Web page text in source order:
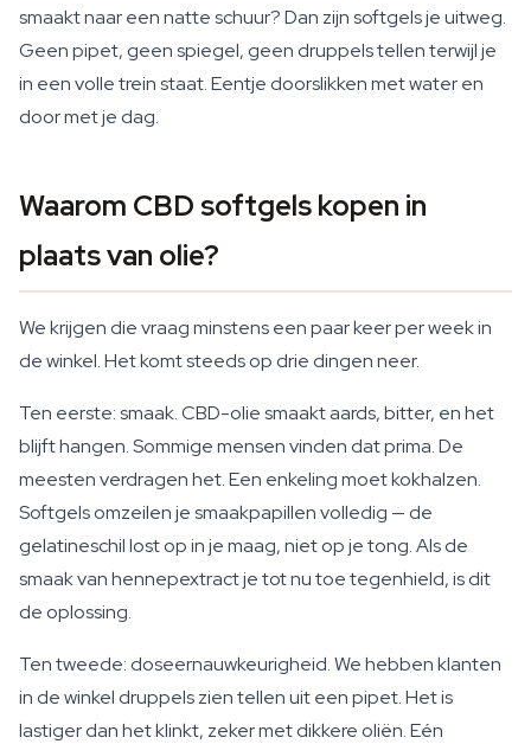
smaakt naar een natte schuur? Dan zijn softgels je uitweg.
Geen pipet, geen spiegel, geen druppels tellen terwijl je
in een volle trein staat. Eentje doorslikken met water en
door met je dag.
Waarom CBD softgels kopen in
plaats van olie?
We krijgen die vraag minstens een paar keer per week in
de winkel. Het komt steeds op drie dingen neer.
Ten eerste: smaak. CBD-olie smaakt aards, bitter, en het
blijft hangen. Sommige mensen vinden dat prima. De
meesten verdragen het. Een enkeling moet kokhalzen.
Softgels omzeilen je smaakpapillen volledig — de
gelatineschil lost op in je maag, niet op je tong. Als de
smaak van hennepextract je tot nu toe tegenhield, is dit
de oplossing.
Ten tweede: doseernauwkeurigheid. We hebben klanten
in de winkel druppels zien tellen uit een pipet. Het is
lastiger dan het klinkt, zeker met dikkere oliën. Eén